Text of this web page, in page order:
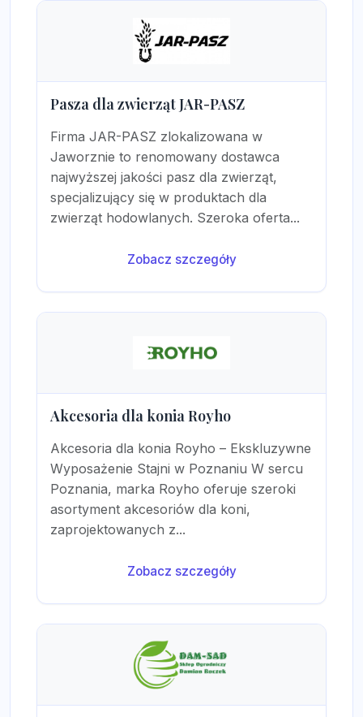
Pasza dla zwierząt JAR-PASZ
Firma JAR-PASZ zlokalizowana w
Jaworznie to renomowany dostawca
najwyższej jakości pasz dla zwierząt,
specjalizujący się w produktach dla
zwierząt hodowlanych. Szeroka oferta...
Zobacz szczegóły
Akcesoria dla konia Royho
Akcesoria dla konia Royho – Ekskluzywne
Wyposażenie Stajni w Poznaniu W sercu
Poznania, marka Royho oferuje szeroki
asortyment akcesoriów dla koni,
zaprojektowanych z...
Zobacz szczegóły